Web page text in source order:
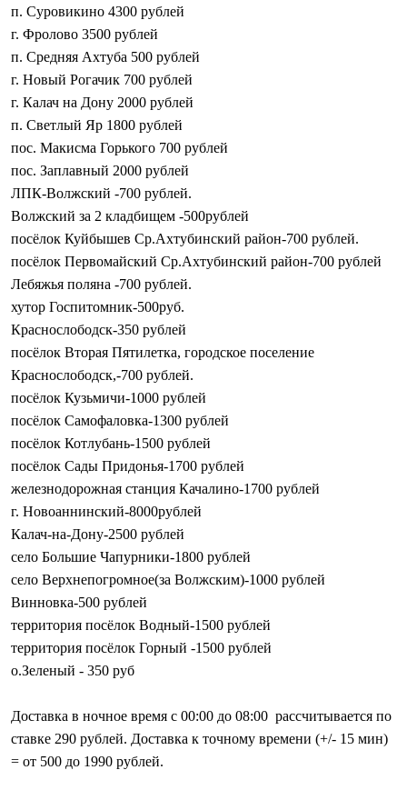
п. Суровикино 4300 рублей
г. Фролово 3500 рублей
п. Средняя Ахтуба 500 рублей
г. Новый Рогачик 700 рублей
г. Калач на Дону 2000 рублей
п. Светлый Яр 1800 рублей
пос. Макисма Горького 700 рублей
пос. Заплавный 2000 рублей
ЛПК-Волжский -700 рублей.
Волжский за 2 кладбищем -500рублей
посёлок Куйбышев Ср.Ахтубинский район-700 рублей.
посёлок Первомайский Ср.Ахтубинский район-700 рублей
Лебяжья поляна -700 рублей.
хутор Госпитомник-500руб.
Краснослободск-350 рублей
посёлок Вторая Пятилетка, городское поселение
Краснослободск,-700 рублей.
посёлок Кузьмичи-1000 рублей
посёлок Самофаловка-1300 рублей
посёлок Котлубань-1500 рублей
посёлок Сады Придонья-1700 рублей
железнодорожная станция Качалино-1700 рублей
г. Новоаннинский-8000рублей
Калач-на-Дону-2500 рублей
село Большие Чапурники-1800 рублей
село Верхнепогромное(за Волжским)-1000 рублей
Винновка-500 рублей
территория посёлок Водный-1500 рублей
территория посёлок Горный -1500 рублей
о.Зеленый - 350 руб
Доставка в ночное время с 00:00 до 08:00 рассчитывается по
ставке 290 рублей. Доставка к точному времени (+/- 15 мин)
= от 500 до 1990 рублей.